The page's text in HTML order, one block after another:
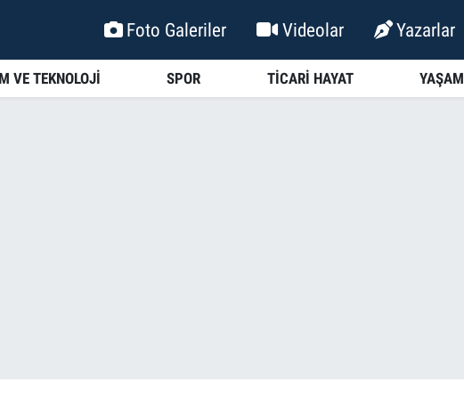
Foto Galeriler Videolar Yazarlar
VE TEKNOLOJİ SPOR TİCARİ HAYAT YAŞAM